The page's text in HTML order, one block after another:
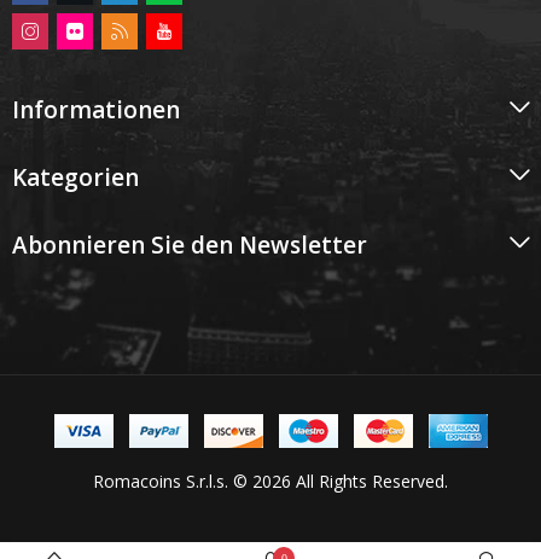
Informationen
Kategorien
Abonnieren Sie den Newsletter
Romacoins S.r.l.s. © 2026 All Rights Reserved.